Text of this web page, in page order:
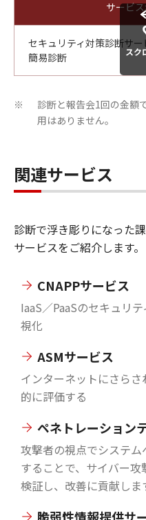
サービ
セキュリティ対策診断サー
簡易診断
スク
※
診断と報告会1回の金額
用はありません。
関連サービス
診断で浮き彫りになった
サービスをご紹介します。
CNAPPサービス
IaaS／PaaSのセキュリ
視化
ASMサービス
インターネットにさら
的に評価する
ペネトレーション
攻撃者の視点でシステ
することで、サイバー
検証し、改善に貢献しま
脆弱性情報提供サ